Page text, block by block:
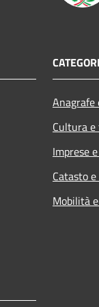
Cultura
Imprese
Catasto
Mobilità